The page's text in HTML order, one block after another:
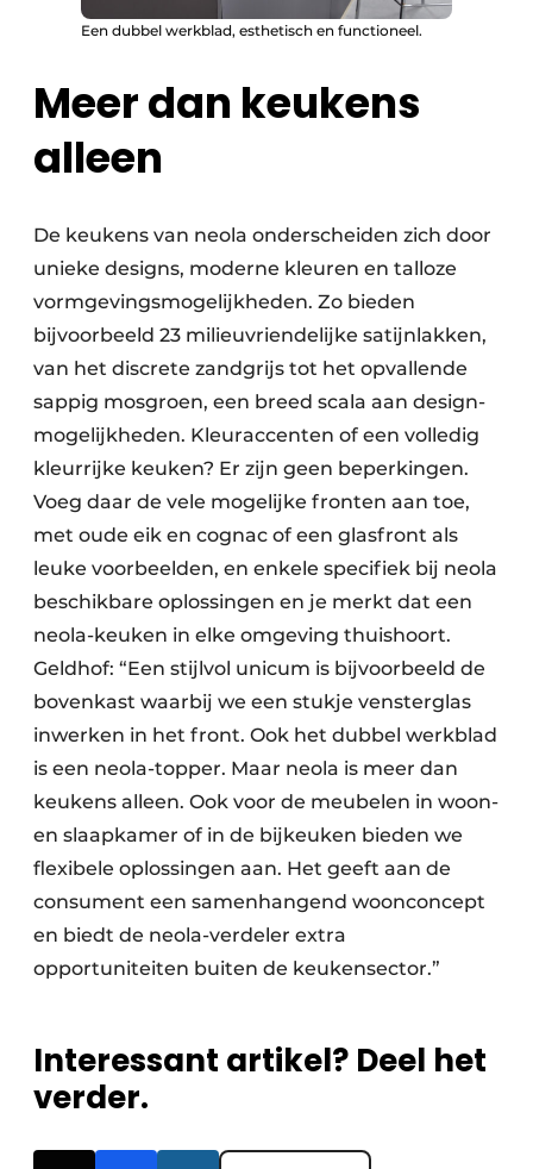
Een dubbel werkblad, esthetisch en functioneel.
Meer dan keukens
alleen
De keukens van neola onderscheiden zich door
unieke designs, moderne kleuren en talloze
vormgevingsmogelijkheden. Zo bieden
bijvoorbeeld 23 milieuvriendelijke satijnlakken,
van het discrete zandgrijs tot het opvallende
sappig mosgroen, een breed scala aan design­
mogelijkheden. Kleuraccenten of een volledig
kleurrijke keuken? Er zijn geen beperkingen.
Voeg daar de vele mogelijke fronten aan toe,
met oude eik en cognac of een glasfront als
leuke voorbeelden, en enkele specifiek bij neola
beschikbare oplossingen en je merkt dat een
neola-keuken in elke omgeving thuishoort.
Geldhof: “Een stijlvol unicum is bijvoorbeeld de
bovenkast waarbij we een stukje vensterglas
inwerken in het front. Ook het dubbel werkblad
is een neola-topper. Maar neola is meer dan
keukens alleen. Ook voor de meubelen in woon-
en slaapkamer of in de bijkeuken bieden we
flexibele oplossingen aan. Het geeft aan de
consument een samenhangend woonconcept
en biedt de neola-verdeler extra
opportuniteiten buiten de keukensector.”
Interessant artikel? Deel het
verder.